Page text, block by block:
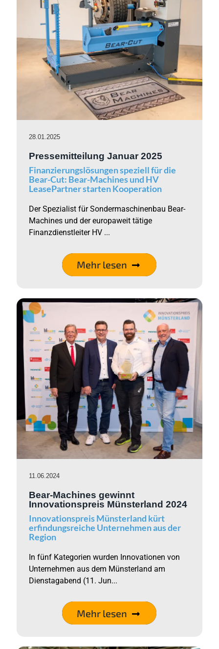
28.01.2025
Pressemitteilung Januar 2025
Finanzierungslösungen speziell für die
Bear-Cut: Bear-Machines und HV
LeasePartner starten Kooperation
Der Spezialist für Sondermaschinenbau Bear-
Machines und der europaweit tätige
Finanzdienstleiter HV ...
Mehr lesen
11.06.2024
Bear-Machines gewinnt
Innovationspreis Münsterland 2024
Innovationspreis Münsterland kürt
erfindungsreiche Unternehmen aus der
Region
In fünf Kategorien wurden Innovationen von
Unternehmen aus dem Münsterland am
Dienstagabend (11. Jun...
Mehr lesen